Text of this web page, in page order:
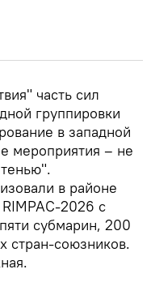
часть сил
группировки
в западной
мероприятия – не
в районе
2026 с
субмарин, 200
стран-союзников.